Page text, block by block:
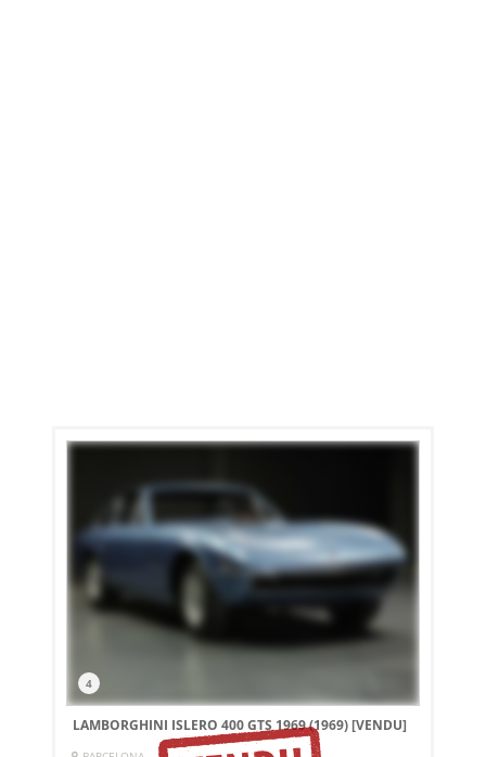
4
LAMBORGHINI ISLERO 400 GTS 1969 (1969)[VENDU]